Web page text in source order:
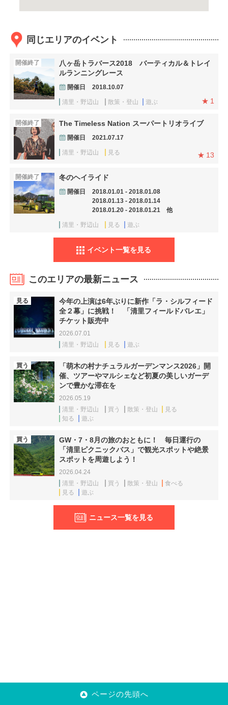
同じエリアのイベント
開催終了
八ヶ岳トラバース2018 バーティカル＆トレイ
ルランニングレース
開催日 2018.10.07
清里・野辺山 散策・登山 遊ぶ 1
開催終了 The Timeless Nation スーパートリオライブ
開催日 2021.07.17
清里・野辺山 見る 13
開催終了 冬のヘイライド
開催日
2018.01.01 - 2018.01.08
2018.01.13 - 2018.01.14
2018.01.20 - 2018.01.21 他
清里・野辺山 見る 遊ぶ
イベント一覧を見る
このエリアの最新ニュース
見る
今年の上演は6年ぶりに新作「ラ・シルフィード
全２幕」に挑戦！ 「清里フィールドバレエ」
チケット販売中
2026.07.01
清里・野辺山
見る 遊ぶ
買う
「萌木の村ナチュラルガーデンマンス2026」開
催、ツアーやマルシェなど初夏の美しいガーデ
ンで豊かな滞在を
2026.05.19
清里・野辺山
買う 散策・登山
見る
知る
遊ぶ
買う
GW・7・8月の旅のおともに！ 毎日運行の
「清里ピクニックバス」で観光スポットや絶景
スポットを周遊しよう！
2026.04.24
清里・野辺山
買う 散策・登山
食べる
見る
遊ぶ
ニュース一覧を見る
ページの先頭へ